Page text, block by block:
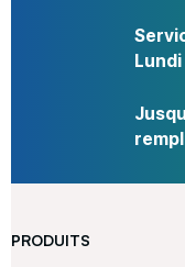
PRODUITS